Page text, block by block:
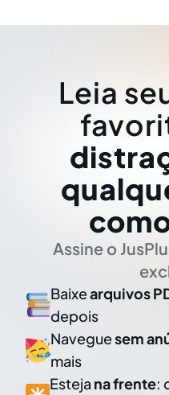
Leia
Assine o
Baixearquivos
depois
Naveguesem
mais
Esteja na frente: